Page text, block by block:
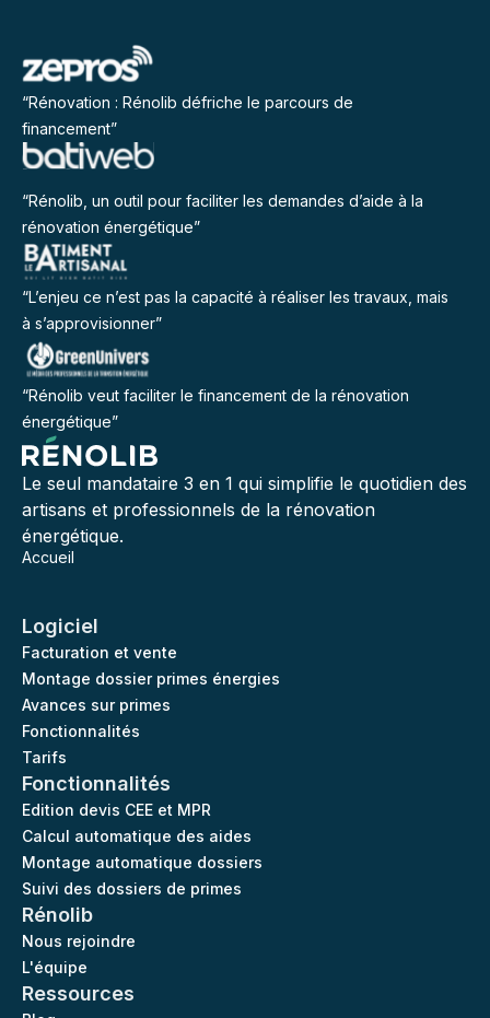
“Rénovation : Rénolib défriche le parcours de
financement”
“Rénolib, un outil pour faciliter les demandes d’aide à la
rénovation énergétique”
“L’enjeu ce n’est pas la capacité à réaliser les travaux, mais
à s’approvisionner”
“Rénolib veut faciliter le financement de la rénovation
énergétique”
Le seul mandataire 3 en 1 qui simplifie le quotidien des
artisans et professionnels de la rénovation
énergétique.
Accueil
Logiciel
Facturation et vente
Montage dossier primes énergies
Avances sur primes
Fonctionnalités
Tarifs
Fonctionnalités
Edition devis CEE et MPR
Calcul automatique des aides
Montage automatique dossiers
Suivi des dossiers de primes
Rénolib
Nous rejoindre
L'équipe
Ressources